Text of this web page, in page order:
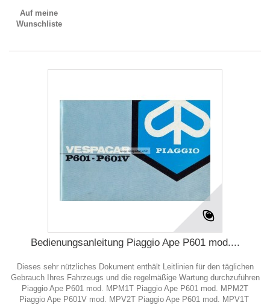
Auf meine
Wunschliste
Bedienungsanleitung Piaggio Ape P601 mod....
Dieses sehr nützliches Dokument enthält Leitlinien für den täglichen
Gebrauch Ihres Fahrzeugs und die regelmäßige Wartung durchzuführen
Piaggio Ape P601 mod. MPM1T Piaggio Ape P601 mod. MPM2T
Piaggio Ape P601V mod. MPV2T Piaggio Ape P601 mod. MPV1T